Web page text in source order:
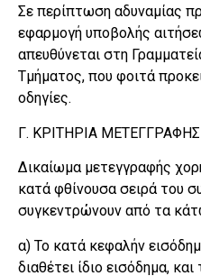
Σε περίπτωση αδυναμίας
εφαρμογή υποβολής
απευθύνεται στη
Τμήματος, που φοιτά
οδηγίες.
Γ. ΚΡΙΤΗΡΙΑ
Δικαίωμα μετεγγραφής
κατά φθίνουσα σειρά του
συγκεντρώνουν από τα
α) Το κατά κεφαλήν
διαθέτει ίδιο εισόδημα,